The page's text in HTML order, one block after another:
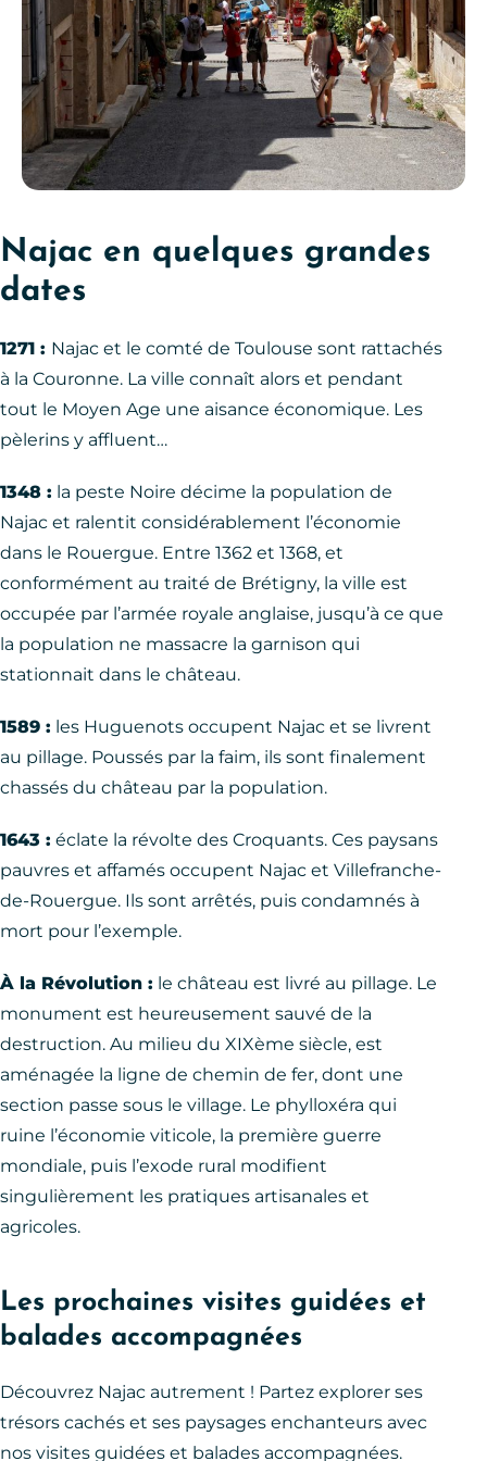
Najac en quelques grandes
dates
1271 : Najac et le comté de Toulouse sont rattachés
à la Couronne. La ville connaît alors et pendant
tout le Moyen Age une aisance économique. Les
pèlerins y affluent…
1348 : la peste Noire décime la population de
Najac et ralentit considérablement l’économie
dans le Rouergue. Entre 1362 et 1368, et
conformément au traité de Brétigny, la ville est
occupée par l’armée royale anglaise, jusqu’à ce que
la population ne massacre la garnison qui
stationnait dans le château.
1589 : les Huguenots occupent Najac et se livrent
au pillage. Poussés par la faim, ils sont finalement
chassés du château par la population.
1643 : éclate la révolte des Croquants. Ces paysans
pauvres et affamés occupent Najac et Villefranche-
de-Rouergue. Ils sont arrêtés, puis condamnés à
mort pour l’exemple.
À la Révolution : le château est livré au pillage. Le
monument est heureusement sauvé de la
destruction. Au milieu du XIXème siècle, est
aménagée la ligne de chemin de fer, dont une
section passe sous le village. Le phylloxéra qui
ruine l’économie viticole, la première guerre
mondiale, puis l’exode rural modifient
singulièrement les pratiques artisanales et
agricoles.
Les prochaines visites guidées et
balades accompagnées
Découvrez Najac autrement ! Partez explorer ses
trésors cachés et ses paysages enchanteurs avec
nos visites guidées et balades accompagnées.